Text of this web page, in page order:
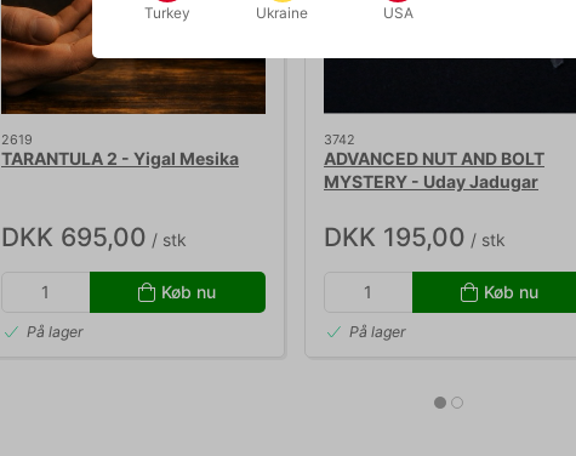
2619
TARANTULA 2 - Yigal Mesika
DKK 695,00 / stk
Køb nu
På lager
3742
ADVANCED NUT AND BOLT
MYSTERY - Uday Jadugar
DKK 195,00 / stk
Køb nu
På lager
Turkey Ukraine USA